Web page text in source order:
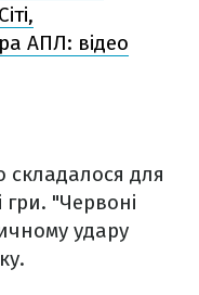
АПЛ: відео
складалося для
гри. "Червоні
удару